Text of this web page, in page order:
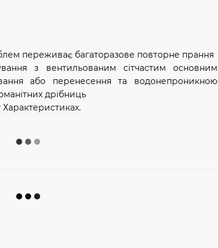
переживає багаторазове повторне прання
з вентильованим сітчастим основним
або перенесення та водонепроникною
дрібниць
Характеристиках.